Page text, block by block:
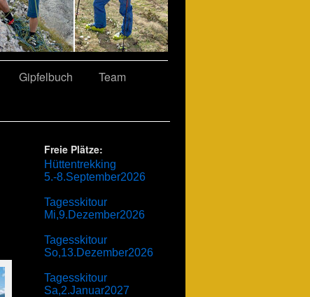
Gipfelbuch
Team
Freie Plätze:
Hüttentrekking
5.-8.September2026
Tagesskitour
Mi,9.Dezember2026
Tagesskitour
So,13.Dezember2026
Tagesskitour
Sa,2.Januar2027